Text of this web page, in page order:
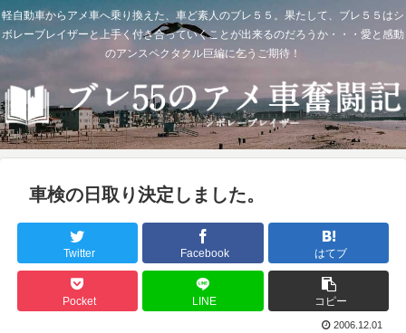
軽自動車からアメ車へ乗り換えた、車ど素人のブレ５５。果たして、ブレ５５はシ
ボレーブレイザーと上手く付き合っていくことが出来るのだろうか・・・愛と感動
のアンスペクタクル巨編に乞うご期待！
車検の日取り決定しました。
Twitter Facebook はてブ
Pocket LINE コピー
2006.12.01